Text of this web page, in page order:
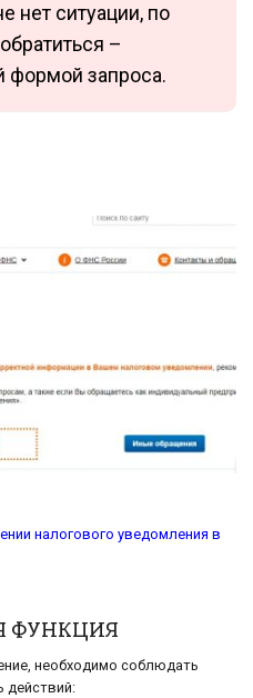
нет ситуации, по
–
формой запроса.
налогового уведомления в
ФУНКЦИЯ
необходимо соблюдать
действий: